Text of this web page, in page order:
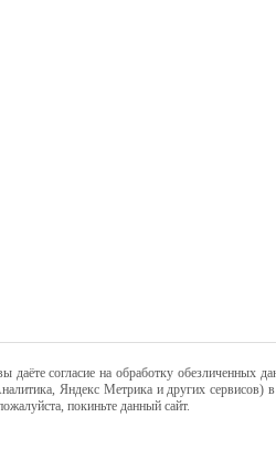
даёте согласие на обработку обезличенных
Яндекс Метрика и других сервисов)
покиньте данный сайт.